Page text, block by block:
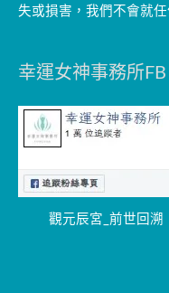
失或損害，我們不會就
幸運女神事務所FB
觀元辰宮_前世回溯